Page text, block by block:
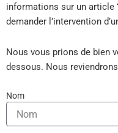
informations sur un article
demander l’intervention
Nous vous prions de bien
dessous. Nous
Nom